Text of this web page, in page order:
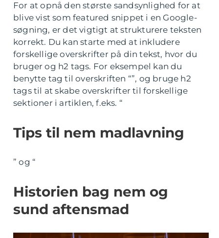
For at opnå den største sandsynlighed for at
blive vist som featured snippet i en Google-
søgning, er det vigtigt at strukturere teksten
korrekt. Du kan starte med at inkludere
forskellige overskrifter på din tekst, hvor du
bruger og h2 tags. For eksempel kan du
benytte tag til overskriften “”, og bruge h2
tags til at skabe overskrifter til forskellige
sektioner i artiklen, f.eks. “
Tips til nem madlavning
” og “
Historien bag nem og
sund aftensmad